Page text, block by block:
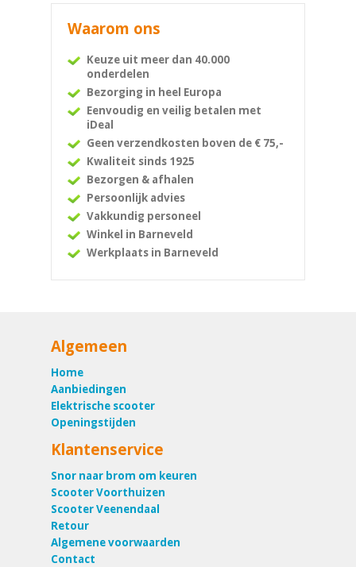
Waarom ons
Keuze uit meer dan 40.000
onderdelen
Bezorging in heel Europa
Eenvoudig en veilig betalen met
iDeal
Geen verzendkosten boven de € 75,-
Kwaliteit sinds 1925
Bezorgen & afhalen
Persoonlijk advies
Vakkundig personeel
Winkel in Barneveld
Werkplaats in Barneveld
Algemeen
Home
Aanbiedingen
Elektrische scooter
Openingstijden
Klantenservice
Snor naar brom om keuren
Scooter Voorthuizen
Scooter Veenendaal
Retour
Algemene voorwaarden
Contact